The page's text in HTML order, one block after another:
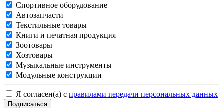
Спортивное оборудование
Автозапчасти
Текстильные товары
Книги и печатная продукция
Зоотовары
Хозтовары
Музыкальные инструменты
Модульные конструкции
Я согласен(а) с правилами передачи персональных данных
Подписаться